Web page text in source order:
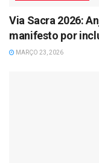
Via Sacra 2026:
manifesto por
MARÇO 23, 2026